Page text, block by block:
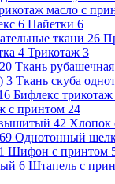
масло с
6 Пайетки 6
ткани 26
4 Трикотаж 3
20 Ткань
3 Ткань скуба
Бифлекс трикотаж
с принтом 24
42 Хлопок
69 Однотонный
1 Шифон с принтом
6 Штапель с